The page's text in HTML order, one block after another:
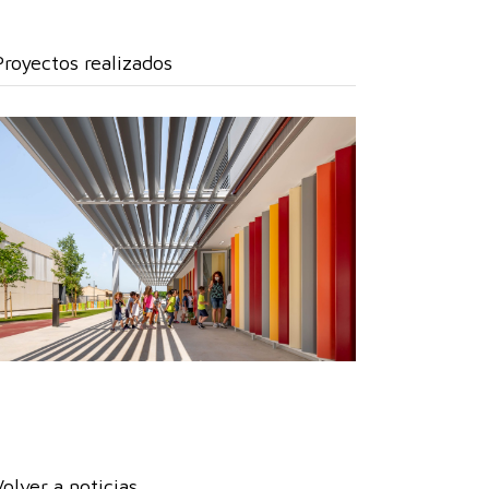
realizados